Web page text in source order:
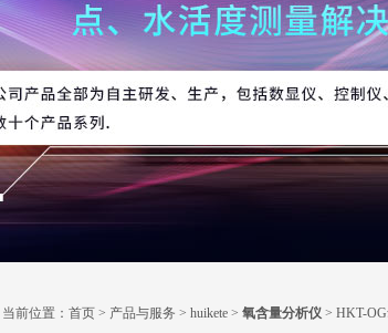
当前位置： 首页 > 产品与服务 > huikete > 氧含量分析仪 > HKT-